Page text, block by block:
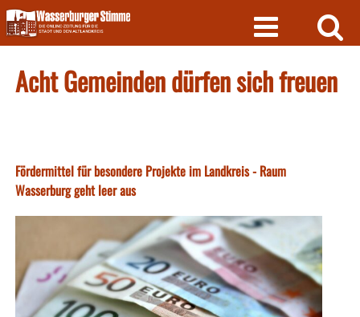
Skip
to
content
Acht Gemeinden dürfen sich freuen
Fördermittel für besondere Projekte im Landkreis - Raum
Wasserburg geht leer aus